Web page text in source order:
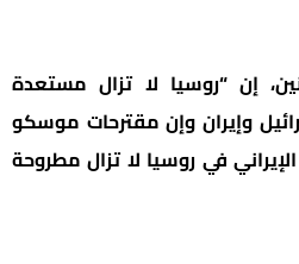
إن “روسيا لا تزال مستعدة
وإيران وإن مقترحات موسكو
في روسيا لا تزال مطروحة